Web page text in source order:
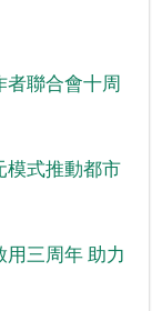
者聯合會十周
模式推動都市
三周年 助力